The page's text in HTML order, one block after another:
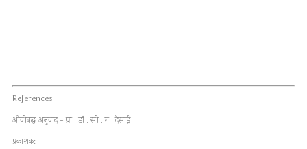
References :
ओवीबद्ध अनुवाद - प्रा . डॉ . सी . ग . देसाई
प्रकाशकः